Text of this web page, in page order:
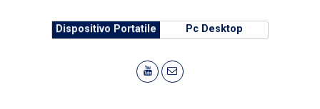
Dispositivo Portatile Pc Desktop